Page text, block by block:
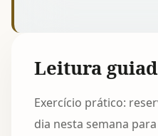
Leitura
Exercício prático:
dia nesta semana